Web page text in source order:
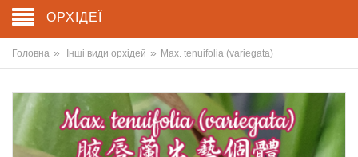
ОРХІДЕЇ
Головна » Інші види орхідей » Max. tenuifolia (variegata)